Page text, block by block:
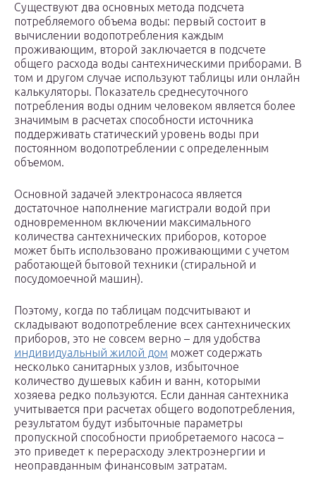
Существуют два основных метода подсчета
потребляемого объема воды: первый состоит в
вычислении водопотребления каждым
проживающим, второй заключается в подсчете
общего расхода воды сантехническими приборами. В
том и другом случае используют таблицы или онлайн
калькуляторы. Показатель среднесуточного
потребления воды одним человеком является более
значимым в расчетах способности источника
поддерживать статический уровень воды при
постоянном водопотреблении с определенным
объемом.
Основной задачей электронасоса является
достаточное наполнение магистрали водой при
одновременном включении максимального
количества сантехнических приборов, которое
может быть использовано проживающими с учетом
работающей бытовой техники (стиральной и
посудомоечной машин).
Поэтому, когда по таблицам подсчитывают и
складывают водопотребление всех сантехнических
приборов, это не совсем верно – для удобства
индивидуальный жилой дом может содержать
несколько санитарных узлов, избыточное
количество душевых кабин и ванн, которыми
хозяева редко пользуются. Если данная сантехника
учитывается при расчетах общего водопотребления,
результатом будут избыточные параметры
пропускной способности приобретаемого насоса –
это приведет к перерасходу электроэнергии и
неоправданным финансовым затратам.